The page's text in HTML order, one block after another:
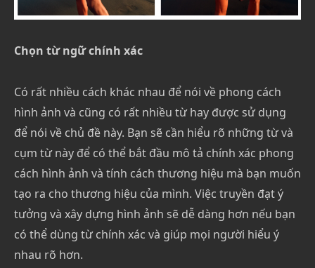
Chọn từ ngữ chính xác
Có rất nhiều cách khác nhau để nói về phong cách
hình ảnh và cũng có rất nhiều từ hay được sử dụng
để nói về chủ đề này. Bạn sẽ cần hiểu rõ những từ và
cụm từ này để có thể bắt đầu mô tả chính xác phong
cách hình ảnh và tính cách thương hiệu mà bạn muốn
tạo ra cho thương hiệu của mình. Việc truyền đạt ý
tưởng và xây dựng hình ảnh sẽ dễ dàng hơn nếu bạn
có thể dùng từ chính xác và giúp mọi người hiểu ý
nhau rõ hơn.